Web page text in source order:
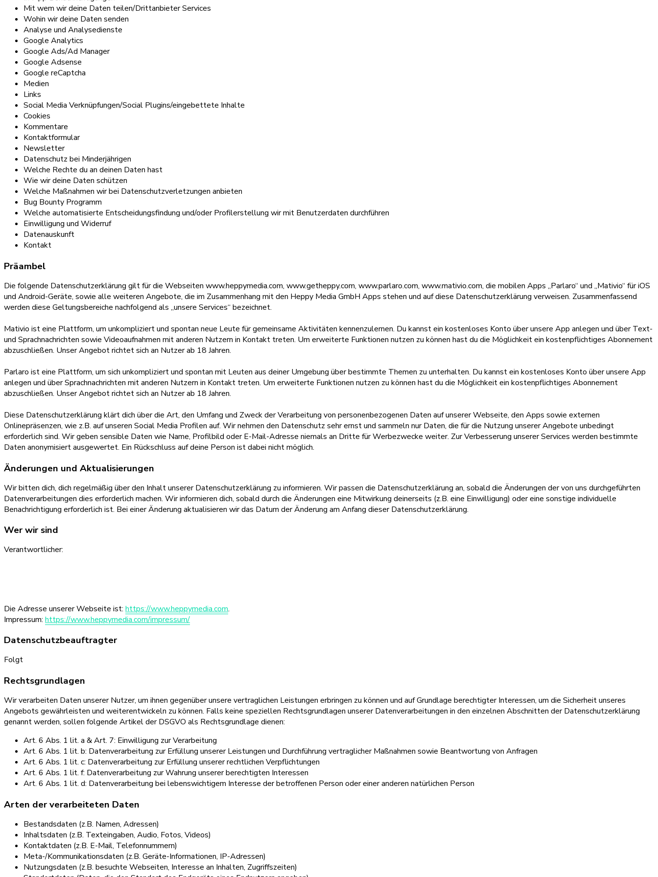
Mit wem wir deine Daten teilen/Drittanbieter Services
Wohin wir deine Daten senden
Analyse und Analysedienste
Google Analytics
Google Ads/Ad Manager
Google Adsense
Google reCaptcha
Medien
Links
Social Media Verknüpfungen/Social Plugins/eingebettete Inhalte
Cookies
Kommentare
Kontaktformular
Newsletter
Datenschutz bei Minderjährigen
Welche Rechte du an deinen Daten hast
Wie wir deine Daten schützen
Welche Maßnahmen wir bei Datenschutzverletzungen anbieten
Bug Bounty Programm
Welche automatisierte Entscheidungsfindung und/oder Profilerstellung wir mit Benutzerdaten durchführen
Einwilligung und Widerruf
Datenauskunft
Kontakt
Präambel
Die folgende Datenschutzerklärung gilt für die Webseiten www.heppymedia.com, www.getheppy.com, www.parlaro.com, www.mativio.com, die mobilen Apps „Parlaro“ und „Mativio“ für iOS
und Android-Geräte, sowie alle weiteren Angebote, die im Zusammenhang mit den Heppy Media GmbH Apps stehen und auf diese Datenschutzerklärung verweisen. Zusammenfassend
werden diese Geltungsbereiche nachfolgend als „unsere Services“ bezeichnet.
Mativio ist eine Plattform, um unkompliziert und spontan neue Leute für gemeinsame Aktivitäten kennenzulernen. Du kannst ein kostenloses Konto über unsere App anlegen und über Text-
und Sprachnachrichten sowie Videoaufnahmen mit anderen Nutzern in Kontakt treten. Um erweiterte Funktionen nutzen zu können hast du die Möglichkeit ein kostenpflichtiges Abonnement
abzuschließen. Unser Angebot richtet sich an Nutzer ab 18 Jahren.
Parlaro ist eine Plattform, um sich unkompliziert und spontan mit Leuten aus deiner Umgebung über bestimmte Themen zu unterhalten. Du kannst ein kostenloses Konto über unsere App
anlegen und über Sprachnachrichten mit anderen Nutzern in Kontakt treten. Um erweiterte Funktionen nutzen zu können hast du die Möglichkeit ein kostenpflichtiges Abonnement
abzuschließen. Unser Angebot richtet sich an Nutzer ab 18 Jahren.
Diese Datenschutzerklärung klärt dich über die Art, den Umfang und Zweck der Verarbeitung von personenbezogenen Daten auf unserer Webseite, den Apps sowie externen
Onlinepräsenzen, wie z.B. auf unseren Social Media Profilen auf. Wir nehmen den Datenschutz sehr ernst und sammeln nur Daten, die für die Nutzung unserer Angebote unbedingt
erforderlich sind. Wir geben sensible Daten wie Name, Profilbild oder E-Mail-Adresse niemals an Dritte für Werbezwecke weiter. Zur Verbesserung unserer Services werden bestimmte
Daten anonymisiert ausgewertet. Ein Rückschluss auf deine Person ist dabei nicht möglich.
Änderungen und Aktualisierungen
Wir bitten dich, dich regelmäßig über den Inhalt unserer Datenschutzerklärung zu informieren. Wir passen die Datenschutzerklärung an, sobald die Änderungen der von uns durchgeführten
Datenverarbeitungen dies erforderlich machen. Wir informieren dich, sobald durch die Änderungen eine Mitwirkung deinerseits (z.B. eine Einwilligung) oder eine sonstige individuelle
Benachrichtigung erforderlich ist. Bei einer Änderung aktualisieren wir das Datum der Änderung am Anfang dieser Datenschutzerklärung.
Wer wir sind
Verantwortlicher:
Die Adresse unserer Webseite ist: https://www.heppymedia.com.
Impressum: https://www.heppymedia.com/impressum/
Datenschutzbeauftragter
Folgt
Rechtsgrundlagen
Wir verarbeiten Daten unserer Nutzer, um ihnen gegenüber unsere vertraglichen Leistungen erbringen zu können und auf Grundlage berechtigter Interessen, um die Sicherheit unseres
Angebots gewährleisten und weiterentwickeln zu können. Falls keine speziellen Rechtsgrundlagen unserer Datenverarbeitungen in den einzelnen Abschnitten der Datenschutzerklärung
genannt werden, sollen folgende Artikel der DSGVO als Rechtsgrundlage dienen:
Art. 6 Abs. 1 lit. a & Art. 7: Einwilligung zur Verarbeitung
Art. 6 Abs. 1 lit. b: Datenverarbeitung zur Erfüllung unserer Leistungen und Durchführung vertraglicher Maßnahmen sowie Beantwortung von Anfragen
Art. 6 Abs. 1 lit. c: Datenverarbeitung zur Erfüllung unserer rechtlichen Verpflichtungen
Art. 6 Abs. 1 lit. f: Datenverarbeitung zur Wahrung unserer berechtigten Interessen
Art. 6 Abs. 1 lit. d: Datenverarbeitung bei lebenswichtigem Interesse der betroffenen Person oder einer anderen natürlichen Person
Arten der verarbeiteten Daten
Bestandsdaten (z.B. Namen, Adressen)
Inhaltsdaten (z.B. Texteingaben, Audio, Fotos, Videos)
Kontaktdaten (z.B. E-Mail, Telefonnummern)
Meta-/Kommunikationsdaten (z.B. Geräte-Informationen, IP-Adressen)
Nutzungsdaten (z.B. besuchte Webseiten, Interesse an Inhalten, Zugriffszeiten)